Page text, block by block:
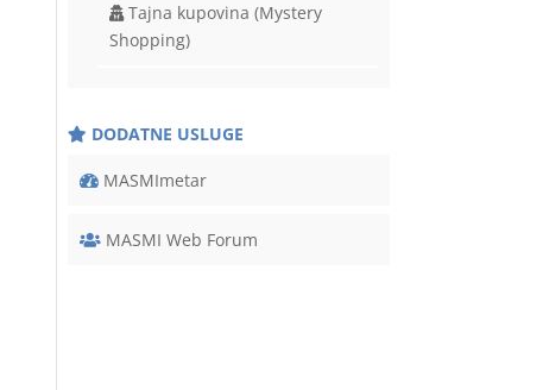
Tajna kupovina (Mystery
Shopping)
DODATNE USLUGE
MASMImetar
MASMI Web Forum